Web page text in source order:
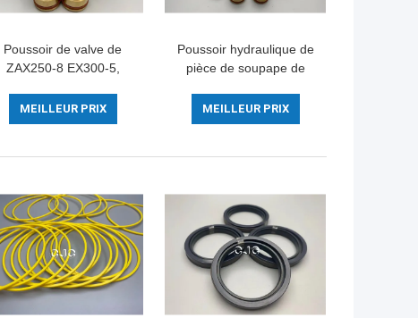
Poussoir de valve de
ZAX250-8 EX300-5,
hydraulique de soupape
de commande R-7
MEILLEUR PRIX
Poussoir hydraulique de
pièce de soupape de
poignée en acier de
Spare Parts For
MEILLEUR PRIX